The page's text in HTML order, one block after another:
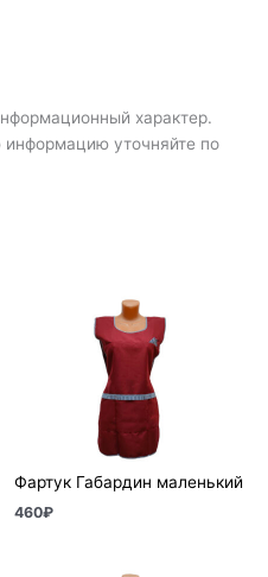
характер.
уточняйте по
Фартук Габардин маленький
460₽